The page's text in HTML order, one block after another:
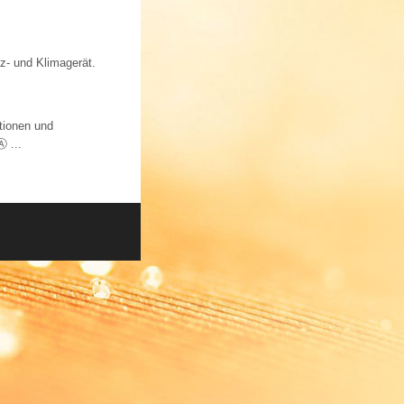
und Klimagerät.
und
...